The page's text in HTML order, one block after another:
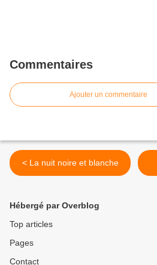
Commentaires
Ajouter un commentaire
< La nuit noire et blanche
Hébergé par Overblog
Top articles
Pages
Contact